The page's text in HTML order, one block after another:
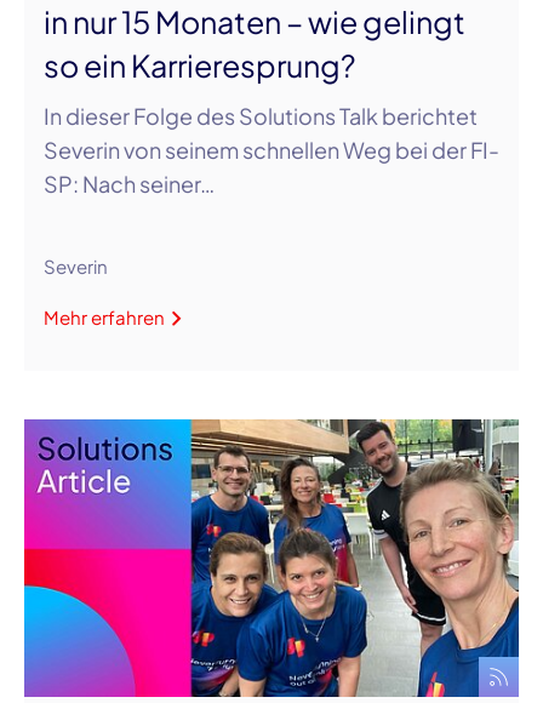
in nur 15 Monaten – wie gelingt
so ein Karrieresprung?
In dieser Folge des Solutions Talk berichtet
Severin von seinem schnellen Weg bei der FI-
SP: Nach seiner…
Severin
Mehr erfahren